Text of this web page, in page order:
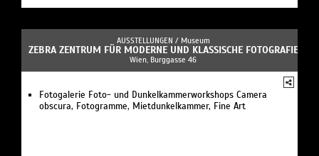
AUSSTELLUNGEN / Museum
ZEBRA ZENTRUM FÜR MODERNE UND KLASSISCHE FOTOGRAFIE
Wien, Burggasse 46
Fotogalerie Foto- und Dunkelkammerworkshops Camera
obscura, Fotogramme, Mietdunkelkammer, Fine Art